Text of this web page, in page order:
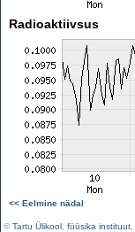
Radioaktiivsus
<< Eelmine nädal
©Tartu Ülikool füüsika instituut